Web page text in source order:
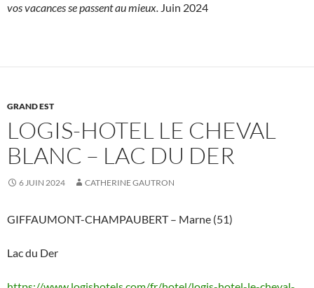
vos vacances se passent au mieux. Juin 2024
GRAND EST
LOGIS-HOTEL LE CHEVAL
BLANC – LAC DU DER
6 JUIN 2024 CATHERINE GAUTRON
GIFFAUMONT-CHAMPAUBERT – Marne (51)
Lac du Der